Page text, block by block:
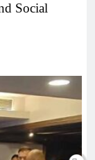
Social